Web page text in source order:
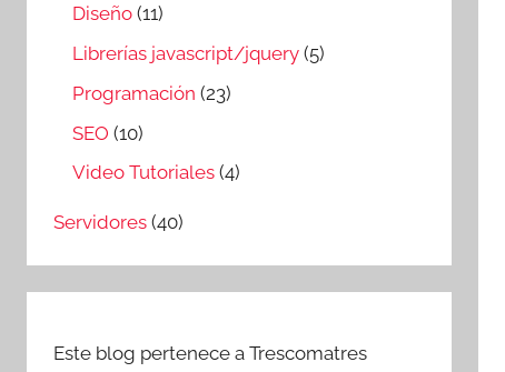
Diseño (11)
Librerías javascript/jquery (5)
Programación (23)
SEO (10)
Video Tutoriales (4)
Servidores (40)
Este blog pertenece a Trescomatres